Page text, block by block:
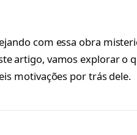
com essa obra
artigo, vamos explorar o
motivações por trás dele.